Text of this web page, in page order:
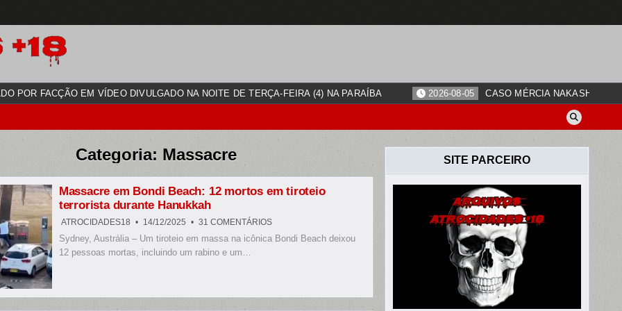
POR FACÇÃO EM VÍDEO DIVULGADO NA NOITE DE TERÇA-FEIRA (4) NA PARAÍBA 2026-08-05 CASO MÉRCIA NAKASHIMA:
Categoria: Massacre
Massacre em Bondi Beach: 12 mortos em tiroteio
terrorista durante Hanukkah
ATROCIDADES18 14/12/2025 31 COMENTÁRIOSEM
EM
TERRORISTA
Sydney, Austrália – Um tiroteio em massa na icônica Bondi Beach deixou
12 pessoas mortas, incluindo um rabino e um…
SITE PARCEIRO